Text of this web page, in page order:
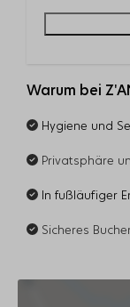
Warum bei
Hygiene und
Privatsphäre
In fußläufiger
Sicheres